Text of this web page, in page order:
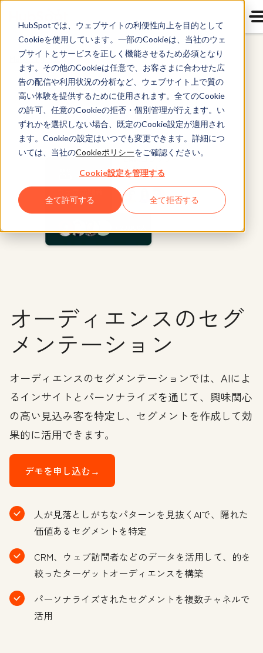
HubSpotでは、ウェブサイトの利便性向上を目的として
Cookieを使用しています。一部のCookieは、当社のウェ
ブサイトとサービスを正しく機能させるため必須となり
ます。その他のCookieは任意で、お客さまに合わせた広
告の配信や利用状況の分析など、ウェブサイト上で質の
高い体験を提供するために使用されます。全てのCookie
の許可、任意のCookieの拒否・個別管理が行えます。い
ずれかを選択しない場合、既定のCookie設定が適用され
ます。Cookieの設定はいつでも変更できます。詳細につ
いては、当社のCookieポリシーをご確認ください。
Cookie設定を管理する
全て許可する 全て拒否する
Marketing Hub
オーディエンスのセグ
メンテーション
オーディエンスのセグメンテーションでは、AIによ
るインサイトとパーソナライズを通じて、興味関心
の高い見込み客を特定し、セグメントを作成して効
果的に活用できます。
デモを申し込む→
人が見落としがちなパターンを見抜くAIで、隠れた
価値あるセグメントを特定
CRM、ウェブ訪問者などのデータを活用して、的を
絞ったターゲットオーディエンスを構築
パーソナライズされたセグメントを複数チャネルで
活用